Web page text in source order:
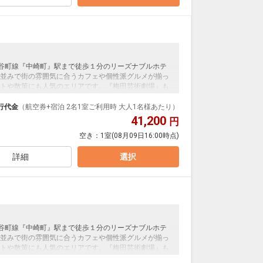
線『中崎町』駅まで徒歩１分のリーズナブルホテ
みで街の雰囲気に合うカフェや個性派グルメが揃っ
や散策にも人気のエリアです。『梅田芸術劇場』も
代金 （航空券+宿泊 2名1室ご利用時 大人1名様あたり）
41,200 円
空き： 1室(08月09日16:00時点)
詳細 選択
線『中崎町』駅まで徒歩１分のリーズナブルホテ
みで街の雰囲気に合うカフェや個性派グルメが揃っ
や散策にも人気のエリアです。『梅田芸術劇場』も